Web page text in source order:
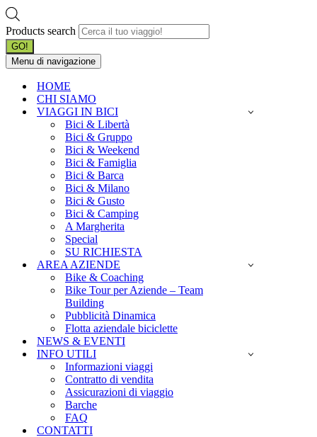
Products search
GO!
Menu di navigazione
HOME
CHI SIAMO
VIAGGI IN BICI
Bici & Libertà
Bici & Gruppo
Bici & Weekend
Bici & Famiglia
Bici & Barca
Bici & Milano
Bici & Gusto
Bici & Camping
A Margherita
Special
SU RICHIESTA
AREA AZIENDE
Bike & Coaching
Bike Tour per Aziende – Team
Building
Pubblicità Dinamica
Flotta aziendale biciclette
NEWS & EVENTI
INFO UTILI
Informazioni viaggi
Contratto di vendita
Assicurazioni di viaggio
Barche
FAQ
CONTATTI